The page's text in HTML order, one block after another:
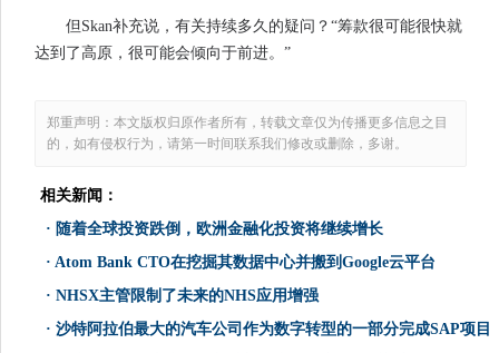
但Skan补充说，有关持续多久的疑问？“筹款很可能很快就
达到了高原，很可能会倾向于前进。”
郑重声明：本文版权归原作者所有，转载文章仅为传播更多信息之目
的，如有侵权行为，请第一时间联系我们修改或删除，多谢。
相关新闻：
· 随着全球投资跌倒，欧洲金融化投资将继续增长
· Atom Bank CTO在挖掘其数据中心并搬到Google云平台
· NHSX主管限制了未来的NHS应用增强
· 沙特阿拉伯最大的汽车公司作为数字转型的一部分完成SAP项目